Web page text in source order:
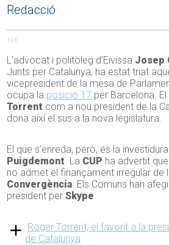
Redacció
196
L’advocat i politòleg d’Eivissa Josep
Junts per Catalunya, ha estat triat
vicepresident de la mesa de
ocupa la posició 17 per Barcelona.
Torrent com a nou president de la
dona així el sus a la nova legislatura.
El que s’enreda, però, és la
Puigdemont. La CUP ha advertit
no admet el finançament irregular de
Convergència. Els Comuns han
president perSkype.
Roger Torrent, el favorit a la
de Catalunya